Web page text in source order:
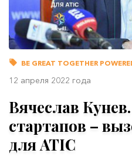
BE GREAT TOGETHER
12 апреля 2022 года
Вячеслав
стартапов –
для ATIC